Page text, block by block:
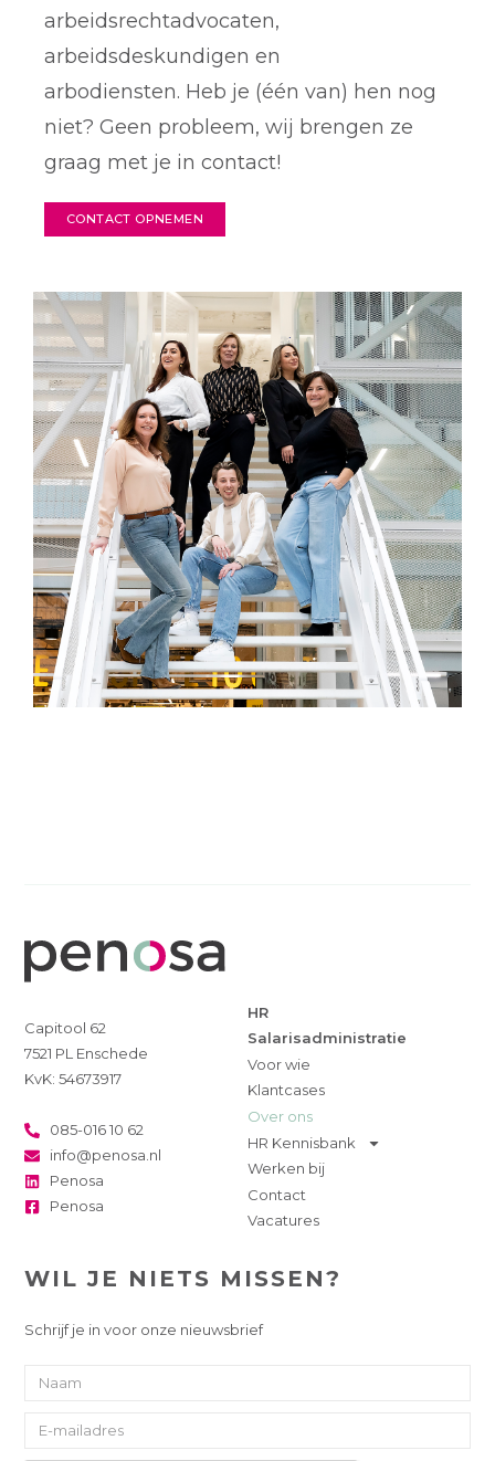
arbeidsrechtadvocaten,
arbeidsdeskundigen en
arbodiensten. Heb je (één van) hen nog
niet? Geen probleem, wij brengen ze
graag met je in contact!
CONTACT OPNEMEN
Capitool 62
7521 PL Enschede
KvK: 54673917
085-016 10 62
info@penosa.nl
Penosa
Penosa
HR
Salarisadministratie
Voor wie
Klantcases
Over ons
HR Kennisbank
Werken bij
Contact
Vacatures
WIL JE NIETS MISSEN?
Schrijf je in voor onze nieuwsbrief